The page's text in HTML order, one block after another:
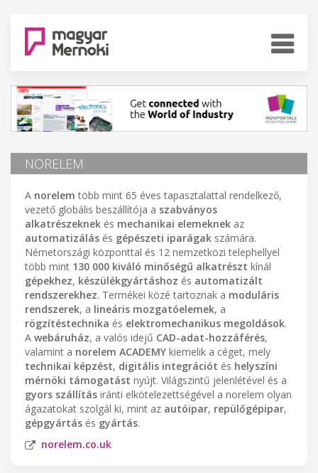
NORELEM
A norelem több mint 65 éves tapasztalattal rendelkező,
vezető globális beszállítója a szabványos
alkatrészeknek és mechanikai elemeknek az
automatizálás és gépészeti iparágak számára.
Németországi központtal és 12 nemzetközi telephellyel
több mint 130 000 kiváló minőségű alkatrészt kínál
gépekhez, készülékgyártáshoz és automatizált
rendszerekhez. Termékei közé tartoznak a moduláris
rendszerek, a lineáris mozgatóelemek, a
rögzítéstechnika és elektromechanikus megoldások.
A webáruház, a valós idejű CAD-adat-hozzáférés,
valamint a norelem ACADEMY kiemelik a céget, mely
technikai képzést, digitális integrációt és helyszíni
mérnöki támogatást nyújt. Világszintű jelenlétével és a
gyors szállítás iránti elkötelezettségével a norelem olyan
ágazatokat szolgál ki, mint az autóipar, repülőgépipar,
gépgyártás és gyártás.
norelem.co.uk